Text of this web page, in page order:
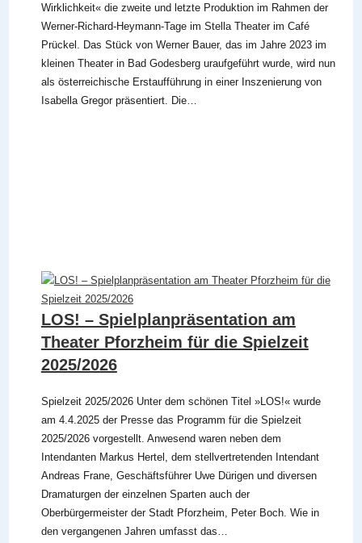
Wirklichkeit« die zweite und letzte Produktion im Rahmen der
Werner-Richard-Heymann-Tage im Stella Theater im Café
Prückel. Das Stück von Werner Bauer, das im Jahre 2023 im
kleinen Theater in Bad Godesberg uraufgeführt wurde, wird nun
als österreichische Erstaufführung in einer Inszenierung von
Isabella Gregor präsentiert. Die…
LOS! – Spielplanpräsentation am
Theater Pforzheim für die Spielzeit
2025/2026
Spielzeit 2025/2026 Unter dem schönen Titel »LOS!« wurde
am 4.4.2025 der Presse das Programm für die Spielzeit
2025/2026 vorgestellt. Anwesend waren neben dem
Intendanten Markus Hertel, dem stellvertretenden Intendant
Andreas Frane, Geschäftsführer Uwe Dürigen und diversen
Dramaturgen der einzelnen Sparten auch der
Oberbürgermeister der Stadt Pforzheim, Peter Boch. Wie in
den vergangenen Jahren umfasst das…